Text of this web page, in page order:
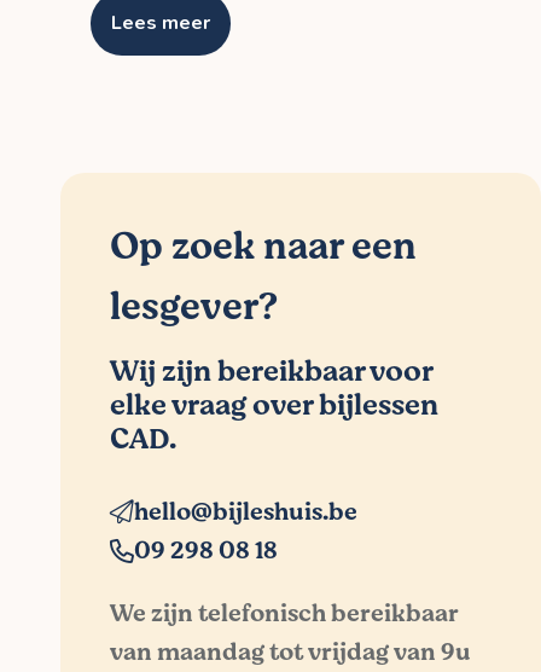
Lees meer
Op zoek naar een
lesgever?
Wij zijn bereikbaar voor
elke vraag over bijlessen
CAD.
hello@bijleshuis.be
09 298 08 18
We zijn telefonisch bereikbaar
van maandag tot vrijdag van 9u